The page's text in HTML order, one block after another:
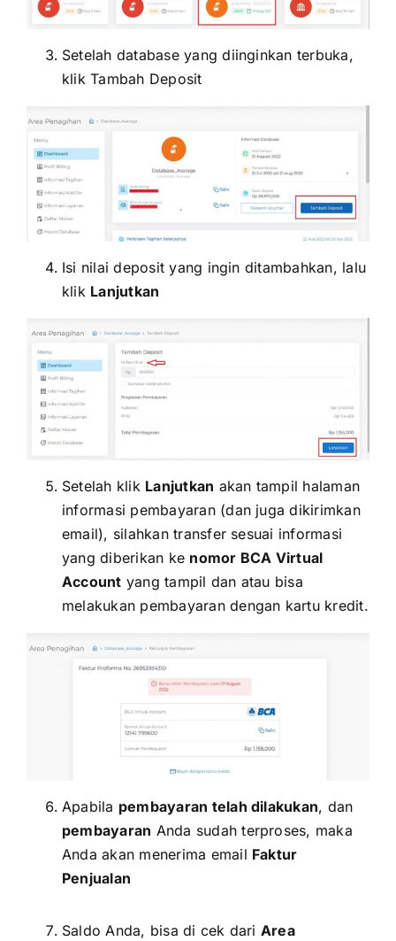
Setelah database yang diinginkan terbuka,
klik Tambah Deposit
Isi nilai deposit yang ingin ditambahkan, lalu
klik Lanjutkan
Setelah klik Lanjutkan akan tampil halaman
informasi pembayaran (dan juga dikirimkan
email), silahkan transfer sesuai informasi
yang diberikan ke nomor BCA Virtual
Account yang tampil dan atau bisa
melakukan pembayaran dengan kartu kredit.
Apabila pembayaran telah dilakukan, dan
pembayaran Anda sudah terproses, maka
Anda akan menerima email Faktur
Penjualan
Saldo Anda, bisa di cek dari Area